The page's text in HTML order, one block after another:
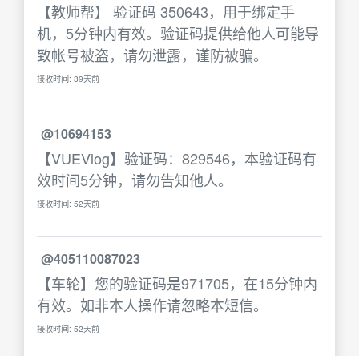
【教师帮】 验证码 350643，用于绑定手
机，5分钟内有效。验证码提供给他人可能导
致帐号被盗，请勿泄露，谨防被骗。
接收时间: 39天前
@10694153
【VUEVlog】验证码：829546，本验证码有
效时间5分钟，请勿告知他人。
接收时间: 52天前
@405110087023
【车轮】您的验证码是971705，在15分钟内
有效。如非本人操作请忽略本短信。
接收时间: 52天前